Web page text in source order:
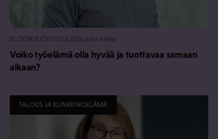
BLOGIKIRJOITUS2.6.2026 Juha Antila
Voiko työelämä olla hyvää ja tuottavaa samaan
aikaan?
TALOUS JA ELINKEINOELÄMÄ